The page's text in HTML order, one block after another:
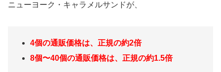
ニューヨーク・キャラメルサンドが、
4個の通販価格は、正規の約2倍
8個〜40個の通販価格は、正規の約1.5倍